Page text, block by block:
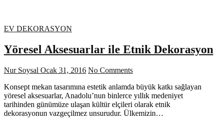
EV DEKORASYON
Yöresel Aksesuarlar ile Etnik Dekorasyon
Nur Soysal Ocak 31, 2016 No Comments
Konsept mekan tasarımına estetik anlamda büyük katkı sağlayan
yöresel aksesuarlar, Anadolu’nun binlerce yıllık medeniyet
tarihinden günümüze ulaşan kültür elçileri olarak etnik
dekorasyonun vazgeçilmez unsurudur. Ülkemizin…